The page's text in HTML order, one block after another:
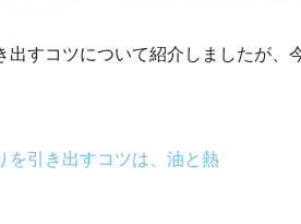
すコツについて紹介しましたが、
を引き出すコツは、油と熱